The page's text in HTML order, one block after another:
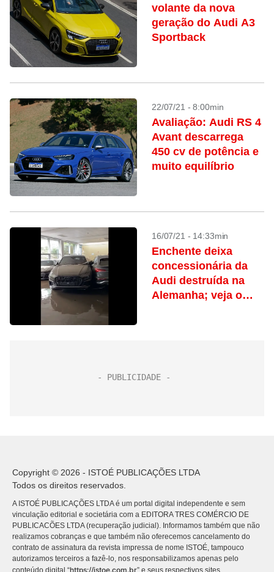
volante da nova
geração do Audi A3
Sportback
22/07/21 - 8:00min
Avaliação: Audi RS 4
Avant descarrega
450 cv de potência e
muito equilíbrio
16/07/21 - 14:33min
Enchente deixa
concessionária da
Audi destruída na
Alemanha; veja o
Copyright © 2026 - ISTOÉ PUBLICAÇÕES LTDA
Todos os direitos reservados.
A ISTOÉ PUBLICAÇÕES LTDA é um portal digital independente e sem
vinculação editorial e societária com a EDITORA TRES COMÉRCIO DE
PUBLICACÕES LTDA (recuperação judicial). Informamos também que não
realizamos cobranças e que também não oferecemos cancelamento do
contrato de assinatura da revista impressa de nome ISTOÉ, tampouco
autorizamos terceiros a fazê-lo, nos responsabilizamos apenas pelo
conteúdo digital “https://istoe.com.br” e seus respectivos sites.